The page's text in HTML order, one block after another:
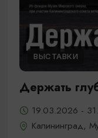
ВЫСТАВКИ
Держать
19.03.2026 -
Калининград,